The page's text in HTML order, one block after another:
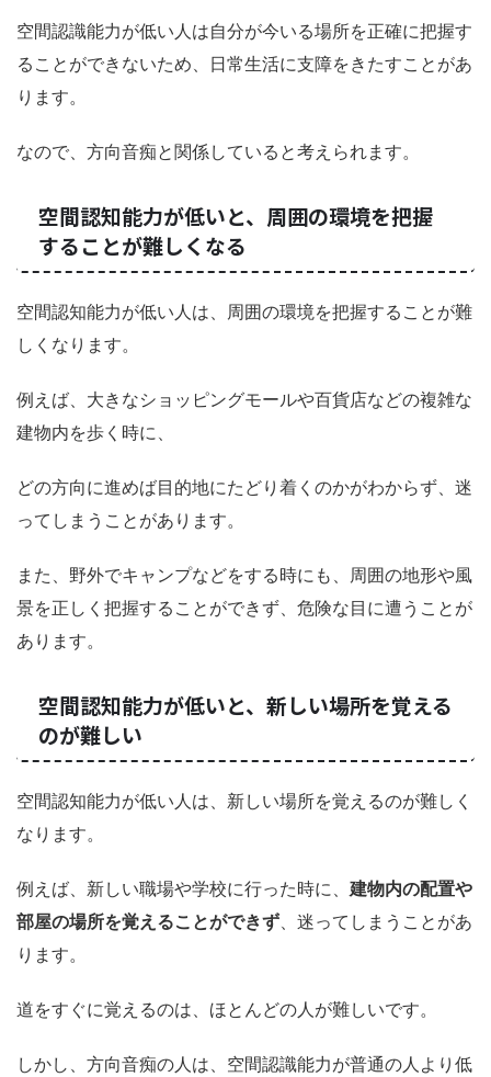
空間認識能力が低い人は自分が今いる場所を正確に把握す
ることができないため、日常生活に支障をきたすことがあ
ります。
なので、方向音痴と関係していると考えられます。
空間認知能力が低いと、周囲の環境を把握
することが難しくなる
空間認知能力が低い人は、周囲の環境を把握することが難
しくなります。
例えば、大きなショッピングモールや百貨店などの複雑な
建物内を歩く時に、
どの方向に進めば目的地にたどり着くのかがわからず、迷
ってしまうことがあります。
また、野外でキャンプなどをする時にも、周囲の地形や風
景を正しく把握することができず、危険な目に遭うことが
あります。
空間認知能力が低いと、新しい場所を覚える
のが難しい
空間認知能力が低い人は、新しい場所を覚えるのが難しく
なります。
例えば、新しい職場や学校に行った時に、 建物内の配置や
部屋の場所を覚えることができず、迷ってしまうことがあ
ります。
道をすぐに覚えるのは、ほとんどの人が難しいです。
しかし、方向音痴の人は、空間認識能力が普通の人より低